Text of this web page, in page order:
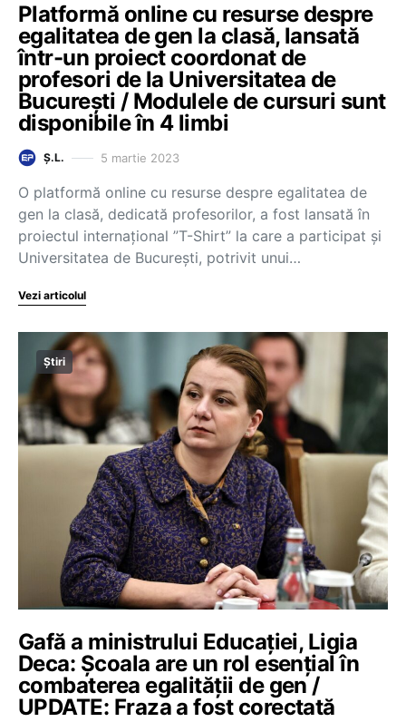
Platformă online cu resurse despre
egalitatea de gen la clasă, lansată
într-un proiect coordonat de
profesori de la Universitatea de
București / Modulele de cursuri sunt
disponibile în 4 limbi
Ș.L. 5 martie 2023
O platformă online cu resurse despre egalitatea de
gen la clasă, dedicată profesorilor, a fost lansată în
proiectul internațional ”T-Shirt” la care a participat și
Universitatea de București, potrivit unui…
Vezi articolul
Știri
Gafă a ministrului Educației, Ligia
Deca: Școala are un rol esențial în
combaterea egalității de gen /
UPDATE: Fraza a fost corectată